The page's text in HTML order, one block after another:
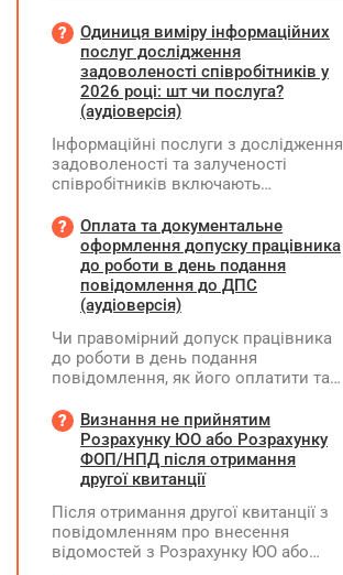
Одиниця виміру інформаційних
послуг дослідження
задоволеності співробітників у
2026 році: шт чи послуга?
(аудіоверсія)
Інформаційні послуги з дослідження
задоволеності та залученості
співробітників включають
повідомлення, проведення
опитування через EngageQ та
електронну пошту, підтримку
учасників і передачу результатів. Яку
одиницю виміру коректніше
Оплата та документальне
оформлення допуску працівника
до роботи в день подання
повідомлення до ДПС
(аудіоверсія)
Чи правомірний допуск працівника
до роботи в день подання
повідомлення, як його оплатити та
Визнання не прийнятим
Розрахунку ЮО або Розрахунку
ФОП/НПД після отримання
другої квитанції
Після отримання другої квитанції з
повідомленням про внесення
відомостей з Розрахунку ЮО або